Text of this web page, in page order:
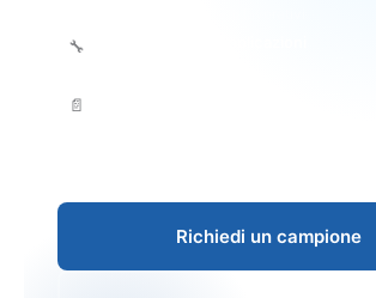
🔧
📄
Richiedi un campione